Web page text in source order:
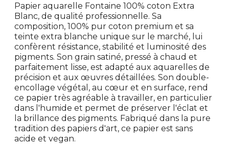
Papier aquarelle Fontaine 100% coton Extra
Blanc, de qualité professionnelle. Sa
composition, 100% pur coton premium et sa
teinte extra blanche unique sur le marché, lui
confèrent résistance, stabilité et luminosité des
pigments. Son grain satiné, pressé à chaud et
parfaitement lisse, est adapté aux aquarelles de
précision et aux œuvres détaillées. Son double-
encollage végétal, au cœur et en surface, rend
ce papier très agréable à travailler, en particulier
dans l'humide et permet de préserver l'éclat et
la brillance des pigments. Fabriqué dans la pure
tradition des papiers d'art, ce papier est sans
acide et vegan.